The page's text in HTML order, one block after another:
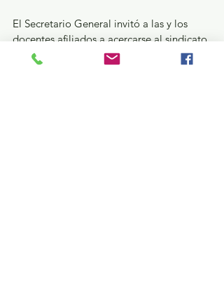
El Secretario General invitó a las y los
docentes afiliados a acercarse al sindicato
para conocer los programas y
prestaciones disponibles, al señalar que el